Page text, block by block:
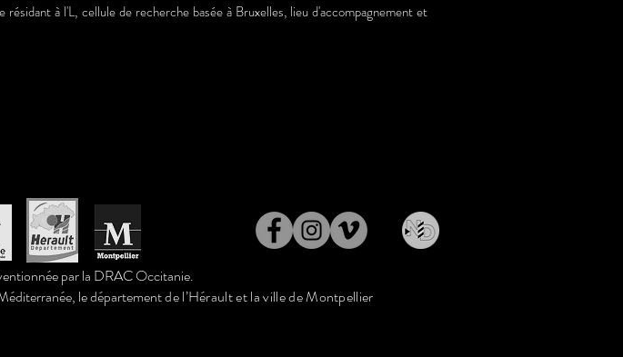
à l'L, cellule de recherche basée à Bruxelles, lieu d'accompagnement et
par la DRAC Occitanie.
le départementde l’Hérault et la ville de Montpellier